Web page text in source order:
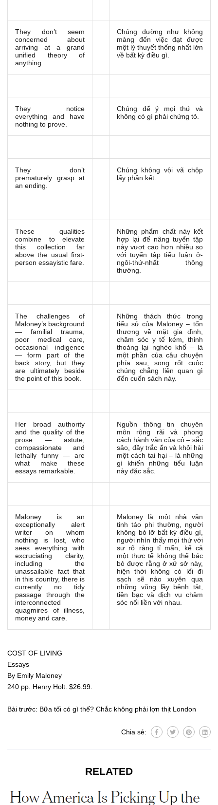
They don’t seem
concerned about
arriving at a grand
unified theory of
anything.
Chúng dường như không
màng đến việc đạt được
một lý thuyết thống nhất lớn
về bất kỳ điều gì.
They notice
everything and have
nothing to prove.
Chúng để ý mọi thứ và
không có gì phải chứng tỏ.
They don’t
prematurely grasp at
an ending.
Chúng không vội vã chộp
lấy phần kết.
These qualities
combine to elevate
this collection far
above the usual first-
person essayistic fare.
Những phẩm chất này kết
hợp lại để nâng tuyển tập
này vượt cao hơn nhiều so
với tuyển tập tiểu luận ở-
ngôi-thứ-nhất thông
thường.
The challenges of
Maloney’s background
— familial trauma,
poor medical care,
occasional indigence
— form part of the
back story, but they
are ultimately beside
the point of this book.
Những thách thức trong
tiểu sử của Maloney – tổn
thương về mặt gia đình,
chăm sóc y tế kém, thỉnh
thoảng lại nghèo khổ – là
một phần của câu chuyện
phía sau, song rốt cuộc
chúng chẳng liên quan gì
đến cuốn sách này.
Her broad authority
and the quality of the
prose — astute,
compassionate and
lethally funny — are
what make these
essays remarkable.
Nguồn thông tin chuyên
môn rộng rãi và phong
cách hành văn của cô – sắc
sảo, đầy trắc ẩn và khôi hài
một cách tai hại – là những
gì khiến những tiểu luận
này đặc sắc.
Maloney is an
exceptionally alert
writer on whom
nothing is lost, who
sees everything with
excruciating clarity,
including the
unassailable fact that
in this country, there is
currently no tidy
passage through the
interconnected
quagmires of illness,
money and care.
Maloney là một nhà văn
tỉnh táo phi thường, người
không bỏ lỡ bất kỳ điều gì,
người nhìn thấy mọi thứ với
sự rõ ràng tỉ mẩn, kể cả
một thực tế không thể bác
bỏ được rằng ở xứ sở này,
hiện thời không có lối đi
sạch sẽ nào xuyên qua
những vũng lầy bệnh tật,
tiền bạc và dịch vụ chăm
sóc nối liền với nhau.
COST OF LIVING
Essays
By Emily Maloney
240 pp. Henry Holt. $26.99.
Bài trước: Bữa tối có gì thế? Chắc không phải lợn thịt London
Chia sẻ:
RELATED